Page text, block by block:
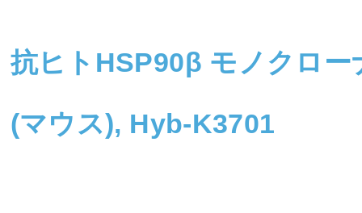
抗ヒトHSP90β モノクロー
(マウス), Hyb-K3701